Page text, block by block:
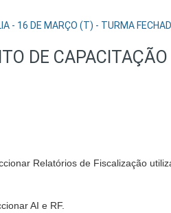
- 16 DE MARÇO (T) - TURMA
DE CAPACITAÇÃO
Relatórios de Fiscalização
AI e RF.